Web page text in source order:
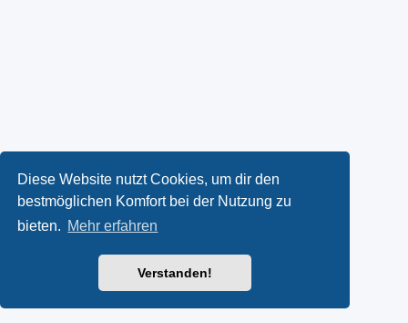
Diese Website nutzt Cookies, um dir den
bestmöglichen Komfort bei der Nutzung zu
bieten. Mehr erfahren
Verstanden!